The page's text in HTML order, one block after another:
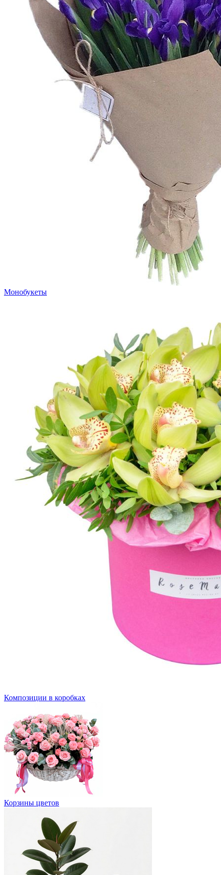
Монобукеты
Композиции в коробках
Корзины цветов